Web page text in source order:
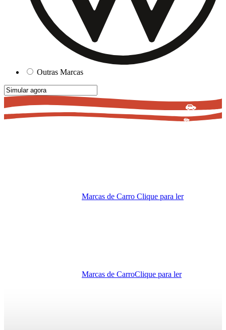
Outras Marcas
Marcas de Carro Clique para ler
Marcas de CarroClique para ler